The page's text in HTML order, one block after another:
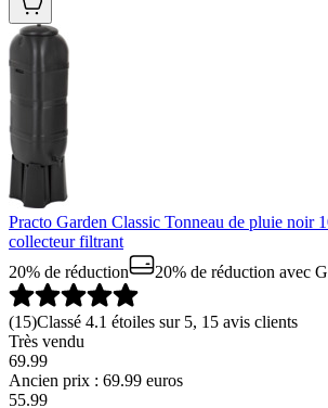
Practo Garden Classic Tonneau de pluie noir
collecteur filtrant
20% de réduction
20% de réduction avec
(15)Classé 4.1 étoiles sur 5, 15 avis clients
Très vendu
69.99
Ancien prix : 69.99 euros
55.99